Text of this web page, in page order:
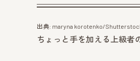
出典: maryna korotenko/
ちょっと手を加える上級者